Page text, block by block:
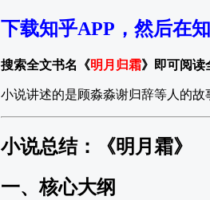
下载知乎APP，然后在
搜索全文书名《明月归霜》即可阅读
小说讲述的是顾淼淼谢归辞等人的故
小说总结：《明月霜》
一、核心大纲